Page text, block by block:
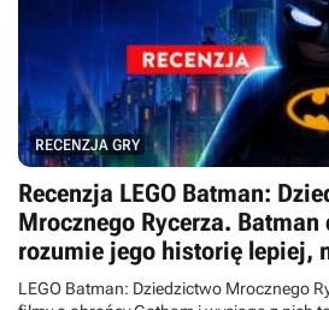
RECENZJA GRY
Recenzja LEGO Batman:
Mrocznego Rycerza. Batman
rozumie jego historię lepiej,
spodziewać
LEGO Batman: Dziedzictwo Mrocznego